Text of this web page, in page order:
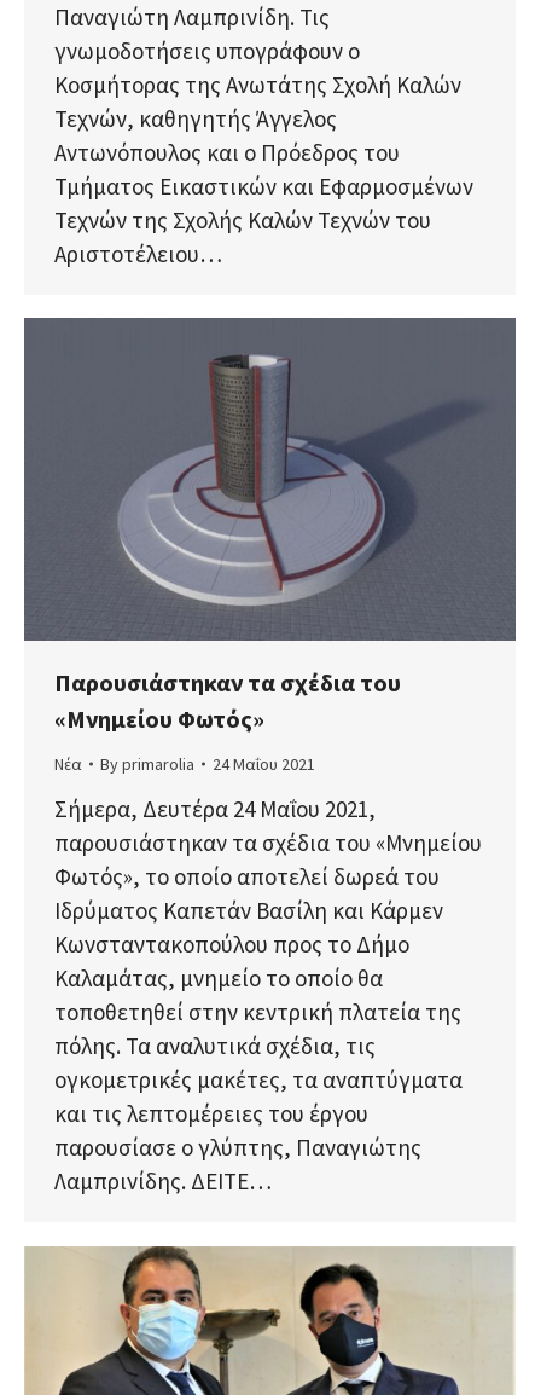
Παναγιώτη Λαμπρινίδη. Τις
γνωμοδοτήσεις υπογράφουν ο
Κοσμήτορας της Ανωτάτης Σχολή Καλών
Τεχνών, καθηγητής Άγγελος
Αντωνόπουλος και ο Πρόεδρος του
Τμήματος Εικαστικών και Εφαρμοσμένων
Τεχνών της Σχολής Καλών Τεχνών του
Αριστοτέλειου…
Παρουσιάστηκαν τα σχέδια του
«Μνημείου Φωτός»
Νέα Byprimarolia 24 Μαΐου 2021
Σήμερα, Δευτέρα 24 Μαΐου 2021,
παρουσιάστηκαν τα σχέδια του «Μνημείου
Φωτός», το οποίο αποτελεί δωρεά του
Ιδρύματος Καπετάν Βασίλη και Κάρμεν
Κωνσταντακοπούλου προς το Δήμο
Καλαμάτας, μνημείο το οποίο θα
τοποθετηθεί στην κεντρική πλατεία της
πόλης. Τα αναλυτικά σχέδια, τις
ογκομετρικές μακέτες, τα αναπτύγματα
και τις λεπτομέρειες του έργου
παρουσίασε ο γλύπτης, Παναγιώτης
Λαμπρινίδης. ΔΕΙΤΕ…